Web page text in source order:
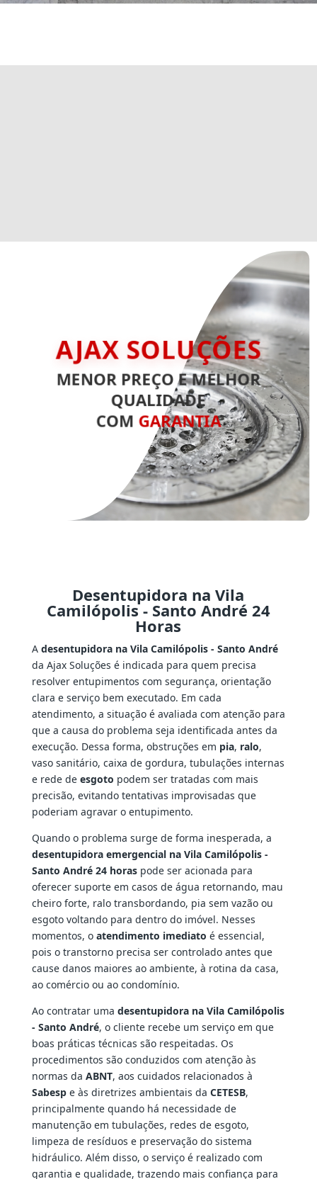
AJAX SOLUÇÕES
MENOR PREÇO E MELHOR
QUALIDADE
COM GARANTIA
Desentupidora na Vila
Camilópolis - Santo André 24
Horas
A desentupidora na Vila Camilópolis - Santo André
da Ajax Soluções é indicada para quem precisa
resolver entupimentos com segurança, orientação
clara e serviço bem executado. Em cada
atendimento, a situação é avaliada com atenção para
que a causa do problema seja identificada antes da
execução. Dessa forma, obstruções em pia, ralo,
vaso sanitário, caixa de gordura, tubulações internas
e rede de esgoto podem ser tratadas com mais
precisão, evitando tentativas improvisadas que
poderiam agravar o entupimento.
Quando o problema surge de forma inesperada, a
desentupidora emergencial na Vila Camilópolis -
Santo André 24 horaspode ser acionada para
oferecer suporte em casos de água retornando, mau
cheiro forte, ralo transbordando, pia sem vazão ou
esgoto voltando para dentro do imóvel. Nesses
momentos, o atendimento imediato é essencial,
pois o transtorno precisa ser controlado antes que
cause danos maiores ao ambiente, à rotina da casa,
ao comércio ou ao condomínio.
Ao contratar uma desentupidora na Vila Camilópolis
- Santo André, o cliente recebe um serviço em que
boas práticas técnicas são respeitadas. Os
procedimentos são conduzidos com atenção às
normas da ABNT, aos cuidados relacionados à
Sabespe às diretrizes ambientais da CETESB,
principalmente quando há necessidade de
manutenção em tubulações, redes de esgoto,
limpeza de resíduos e preservação do sistema
hidráulico. Além disso, o serviço é realizado com
garantia e qualidade, trazendo mais confiança para